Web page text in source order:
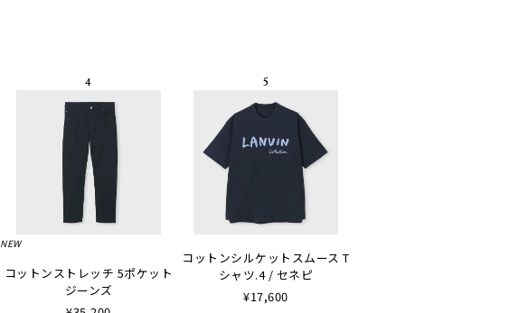
NEW
コットンストレッチ 5ポケット
ジーンズ
コットンシルケットスムース T
シャツ.4 / セネピ
¥17,600